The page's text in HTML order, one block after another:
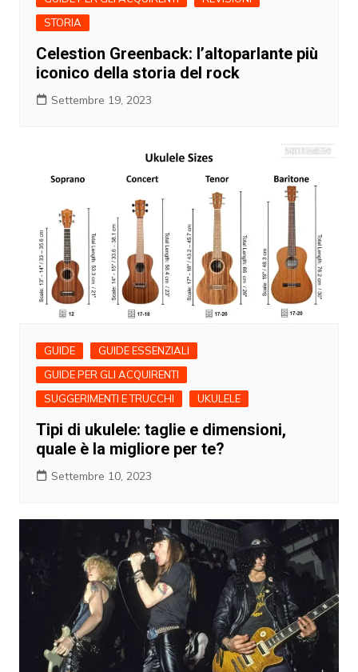
STORIA
Celestion Greenback: l’altoparlante più
iconico della storia del rock
Settembre 19, 2023
GUIDE
GUIDE ESSENZIALI
GUIDE PER GLI ACQUIRENTI
SUGGERIMENTI E TRUCCHI
UKULELE
Tipi di ukulele: taglie e dimensioni,
quale è la migliore per te?
Settembre 10, 2023